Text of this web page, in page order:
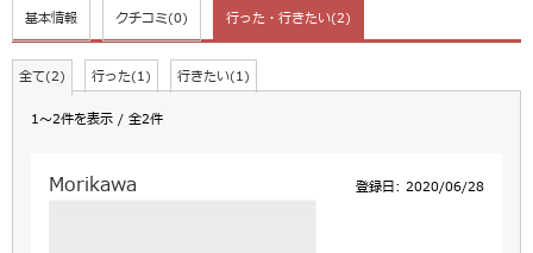
基本情報 クチコミ(0) 行った・行きたい(2)
全て(2) 行った(1) 行きたい(1)
1～2件を表示 / 全2件
Morikawa 登録日: 2020/06/28